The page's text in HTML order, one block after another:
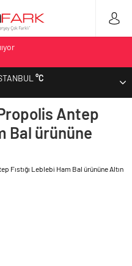
performansını sürdürdü
300 sektör profesyonelini
bayilerinin kurumsal
hızlı demiryolu projesine
°C
Antep
Bal ürününe
Fıstığı Leblebi Ham Bal ürününe Altın